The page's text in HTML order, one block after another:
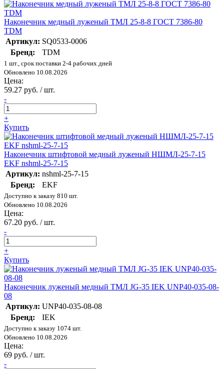
Наконечник медный луженый ТМЛ 25-8-8 ГОСТ 7386-80
TDM
Артикул: SQ0533-0006
Бренд:
TDM
1 шт., срок поставки 2-4 рабочих дней
Обновлено 10.08.2026
Цена:
59.27 руб. / шт.
-
+
Купить
Наконечник штифтовой медный луженый НШМЛ-25-7-15
EKF nshml-25-7-15
Артикул: nshml-25-7-15
Бренд:
EKF
Доступно к заказу 810 шт.
Обновлено 10.08.2026
Цена:
67.20 руб. / шт.
-
+
Купить
Наконечник луженый медный ТМЛ JG-35 IEK UNP40-035-08-
08
Артикул: UNP40-035-08-08
Бренд:
IEK
Доступно к заказу 1074 шт.
Обновлено 10.08.2026
Цена:
69 руб. / шт.
-